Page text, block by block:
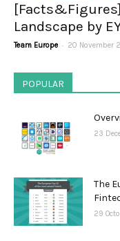
Landscape by
Team Europe - 20 November
POPULAR
23
The
29